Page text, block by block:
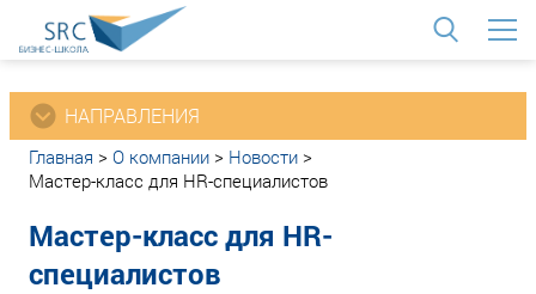
НАПРАВЛЕНИЯ
Главная > О компании > Новости >
Мастер-класс для HR-специалистов
Мастер-класс для HR-
специалистов